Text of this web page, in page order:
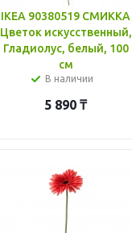
IKEA 90380519 СМИККА
Цветок искусственный,
Гладиолус, белый, 100
см
В наличии
5 890 ₸